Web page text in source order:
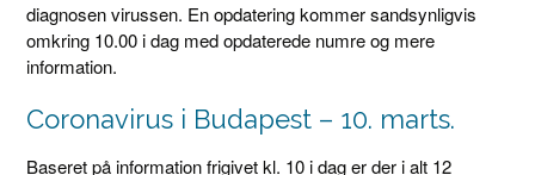
diagnosen virussen. En opdatering kommer sandsynligvis
omkring 10.00 i dag med opdaterede numre og mere
information.
Coronavirus i Budapest – 10. marts.
Baseret på information frigivet kl. 10 i dag er der i alt 12